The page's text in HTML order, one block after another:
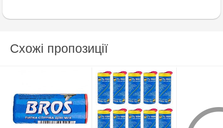
Схожі пропозиції